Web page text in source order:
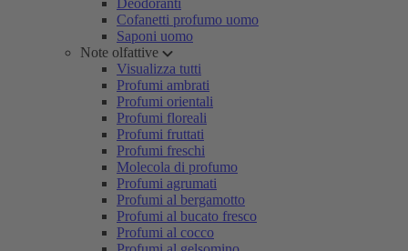
Deodoranti
Cofanetti profumo uomo
Saponi uomo
Note olfattive
Visualizza tutti
Profumi ambrati
Profumi orientali
Profumi floreali
Profumi fruttati
Profumi freschi
Molecola di profumo
Profumi agrumati
Profumi al bergamotto
Profumi al bucato fresco
Profumi al cocco